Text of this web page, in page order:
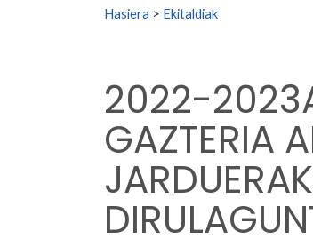
Search for:
Hasiera > Ekitaldiak
2022-
GAZTERIA